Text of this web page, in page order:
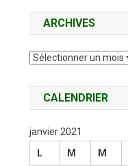
ARCHIVES
Archives
CALENDRIER
janvier 2021
L
M M